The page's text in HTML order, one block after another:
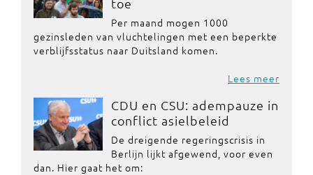
Per maand mogen 1000
gezinsleden van vluchtelingen met een beperkte
verblijfsstatus naar Duitsland komen.
Lees meer
CDU en CSU: adempauze in
conflict asielbeleid
De dreigende regeringscrisis in
Berlijn lijkt afgewend, voor even
dan. Hier gaat het om: